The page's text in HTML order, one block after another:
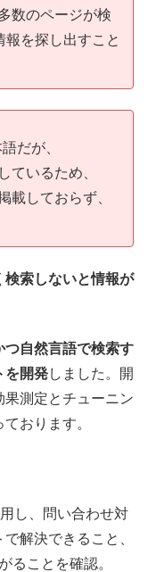
数のページが検
を探し出すこと
だが、
ているため、
載しておらず、
検索しないと情報が
つ自然言語で検索す
を開発しました。開
測定とチューニン
おります。
し、問い合わせ対
解決できること、
ることを確認。